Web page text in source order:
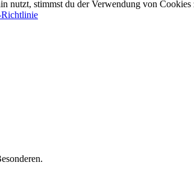
nutzt, stimmst du der Verwendung von Cookies